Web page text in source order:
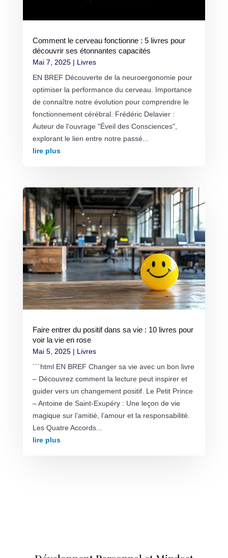
Comment le cerveau fonctionne : 5 livres pour
découvrir ses étonnantes capacités
Mai 7, 2025| Livres
EN BREF Découverte de la neuroergonomie pour
optimiser la performance du cerveau. Importance
de connaître notre évolution pour comprendre le
fonctionnement cérébral. Frédéric Delavier :
Auteur de l'ouvrage "Éveil des Consciences",
explorant le lien entre notre passé...
lire plus
Faire entrer du positif dans sa vie : 10 livres pour
voir la vie en rose
Mai 5, 2025| Livres
```html EN BREF Changer sa vie avec un bon livre
– Découvrez comment la lecture peut inspirer et
guider vers un changement positif. Le Petit Prince
– Antoine de Saint-Exupéry : Une leçon de vie
magique sur l’amitié, l’amour et la responsabilité.
Les Quatre Accords...
lire plus